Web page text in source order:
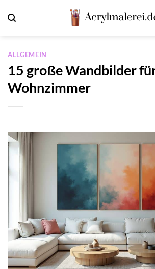
Inhalt
springen
ALLGEMEIN
15 große Wandbilder
Wohnzimmer